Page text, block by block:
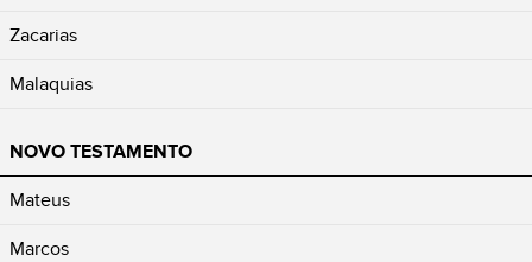
Zacarias
Malaquias
NOVO TESTAMENTO
Mateus
Marcos